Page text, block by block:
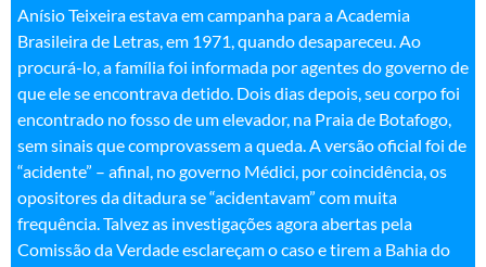
Anísio Teixeira estava em campanha para a Academia
Brasileira de Letras, em 1971, quando desapareceu. Ao
procurá-lo, a família foi informada por agentes do governo de
que ele se encontrava detido. Dois dias depois, seu corpo foi
encontrado no fosso de um elevador, na Praia de Botafogo,
sem sinais que comprovassem a queda. A versão oficial foi de
“acidente” – afinal, no governo Médici, por coincidência, os
opositores da ditadura se “acidentavam” com muita
frequência. Talvez as investigações agora abertas pela
Comissão da Verdade esclareçam o caso e tirem a Bahia do